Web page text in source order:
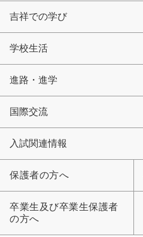
吉祥での学び
学校生活
進路・進学
国際交流
入試関連情報
保護者の方へ
卒業生及び卒業生保護者
の方へ